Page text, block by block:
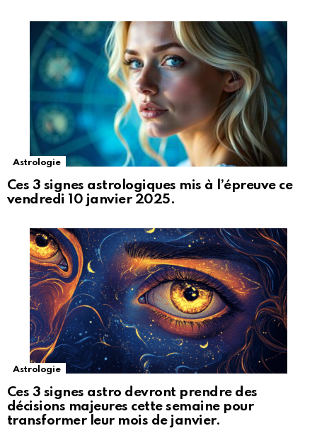
Astrologie
Ces 3 signes astrologiques mis à l’épreuve ce
vendredi 10 janvier 2025.
Astrologie
Ces 3 signes astro devront prendre des
décisions majeures cette semaine pour
transformer leur mois de janvier.